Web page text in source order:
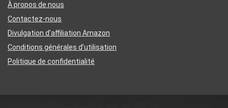
À propos de nous
Contactez-nous
Divulgation d’affiliation Amazon
Conditions générales d’utilisation
Politique de confidentialité